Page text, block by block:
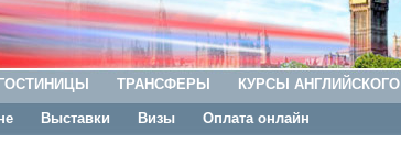
ГОСТИНИЦЫ ТРАНСФЕРЫ КУРСЫ АНГЛИЙСКОГО
Выставки Визы Оплата онлайн